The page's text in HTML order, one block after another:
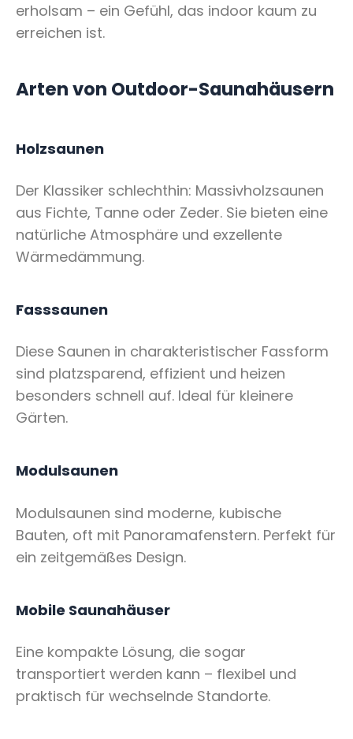
erholsam – ein Gefühl, das indoor kaum zu
erreichen ist.
Arten von Outdoor-Saunahäusern
Holzsaunen
Der Klassiker schlechthin: Massivholzsaunen
aus Fichte, Tanne oder Zeder. Sie bieten eine
natürliche Atmosphäre und exzellente
Wärmedämmung.
Fasssaunen
Diese Saunen in charakteristischer Fassform
sind platzsparend, effizient und heizen
besonders schnell auf. Ideal für kleinere
Gärten.
Modulsaunen
Modulsaunen sind moderne, kubische
Bauten, oft mit Panoramafenstern. Perfekt für
ein zeitgemäßes Design.
Mobile Saunahäuser
Eine kompakte Lösung, die sogar
transportiert werden kann – flexibel und
praktisch für wechselnde Standorte.